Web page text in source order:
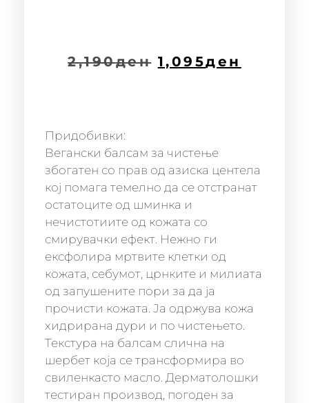
2,190ден 1,095ден
Придобивки:
Вегански балсам за чистење
збогатен со прав од азиска центела
кој помага темелно да се отстранат
остатоците од шминка и
нечистотиите од кожата со
смирувачки ефект. Нежно ги
ексфолира мртвите клетки од
кожата, себумот, црнките и милиата
од запушените пори за да ја
прочисти кожата. Ја одржува кожа
хидрирана дури и по чистењето.
Текстура на балсам слична на
шербет која се трансформира во
свиленкасто масло. Дерматолошки
тестиран производ, погоден за